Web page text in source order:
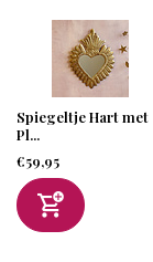
Spiegeltje Hart met
Pl...
€59,95